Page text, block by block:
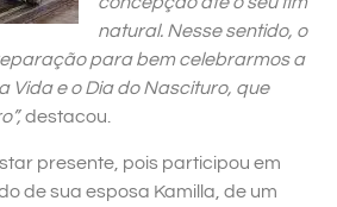
natural. Nesse sentido, o
para bem celebrarmos a
Vida e o Dia do Nascituro, que
destacou.
presente, pois participou em
de sua esposa Kamilla, de um